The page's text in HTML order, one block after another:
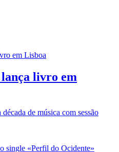
livro em
de música com sessão